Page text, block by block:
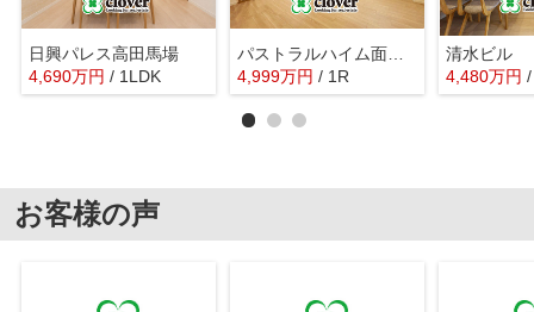
日興パレス高田馬場
4,690万円 / 1LDK
パストラルハイム面影橋
4,999万円 / 1R
清水ビル
4,480万円
お客様の声